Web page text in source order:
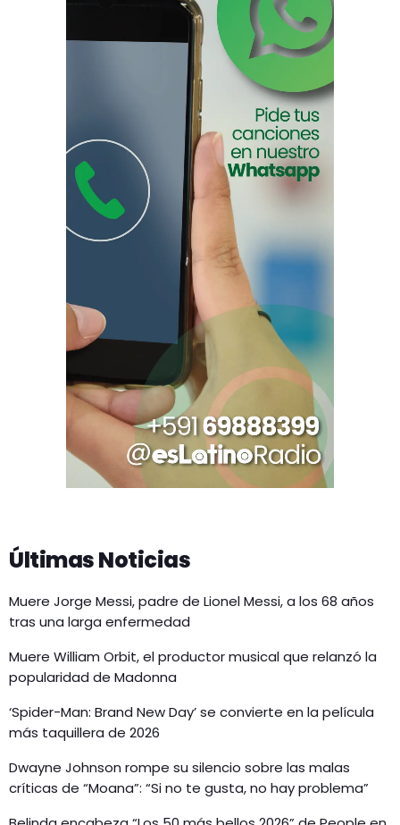
Últimas Noticias
Muere Jorge Messi, padre de Lionel Messi, a los 68 años
tras una larga enfermedad
Muere William Orbit, el productor musical que relanzó la
popularidad de Madonna
‘Spider-Man: Brand New Day’ se convierte en la película
más taquillera de 2026
Dwayne Johnson rompe su silencio sobre las malas
críticas de “Moana”: “Si no te gusta, no hay problema”